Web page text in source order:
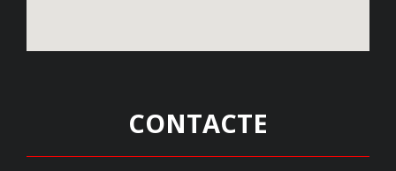
CONTACTE